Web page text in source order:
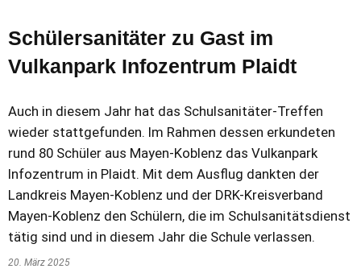
Schülersanitäter zu Gast im
Vulkanpark Infozentrum Plaidt
Auch in diesem Jahr hat das Schulsanitäter-Treffen
wieder stattgefunden. Im Rahmen dessen erkundeten
rund 80 Schüler aus Mayen-Koblenz das Vulkanpark
Infozentrum in Plaidt. Mit dem Ausflug dankten der
Landkreis Mayen-Koblenz und der DRK-Kreisverband
Mayen-Koblenz den Schülern, die im Schulsanitätsdienst
tätig sind und in diesem Jahr die Schule verlassen.
20. März 2025